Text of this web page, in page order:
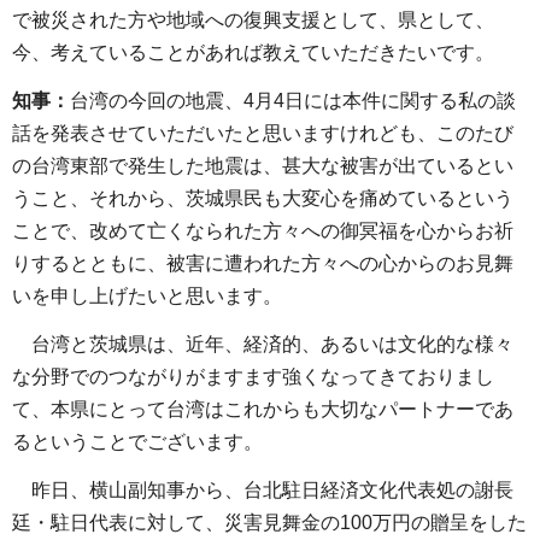
で被災された方や地域への復興支援として、県として、
今、考えていることがあれば教えていただきたいです。
知事： 台湾の今回の地震、4月4日には本件に関する私の談
話を発表させていただいたと思いますけれども、このたび
の台湾東部で発生した地震は、甚大な被害が出ているとい
うこと、それから、茨城県民も大変心を痛めているという
ことで、改めて亡くなられた方々への御冥福を心からお祈
りするとともに、被害に遭われた方々への心からのお見舞
いを申し上げたいと思います。
台湾と茨城県は、近年、経済的、あるいは文化的な様々
な分野でのつながりがますます強くなってきておりまし
て、本県にとって台湾はこれからも大切なパートナーであ
るということでございます。
昨日、横山副知事から、台北駐日経済文化代表処の謝長
廷・駐日代表に対して、災害見舞金の100万円の贈呈をした